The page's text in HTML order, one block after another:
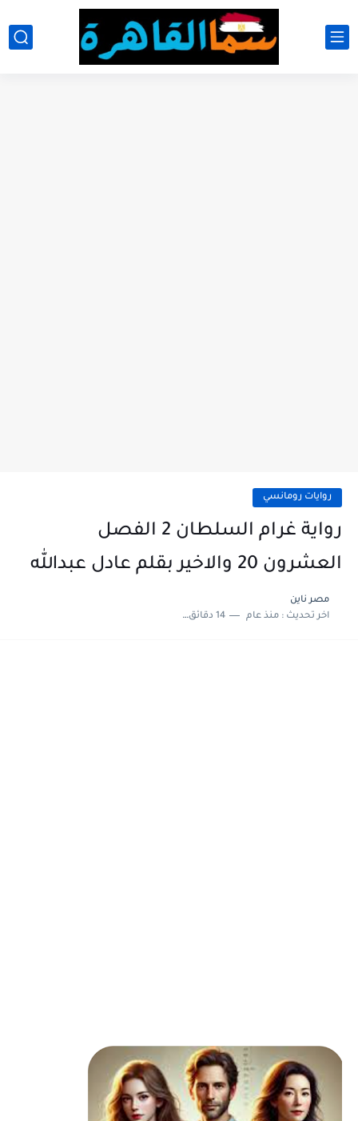
روايات رومانسي
رواية غرام السلطان 2 الفصل
العشرون 20 والاخير بقلم عادل عبدالله
مصر ناين
اخر تحديث :منذ عام 14 دقائق للقراءة